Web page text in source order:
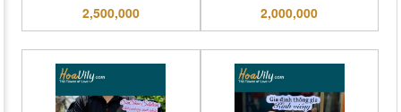
2,500,000 2,000,000